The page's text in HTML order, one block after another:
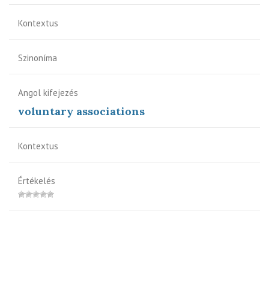
Kontextus
Szinoníma
Angol kifejezés
voluntary associations
Kontextus
Értékelés